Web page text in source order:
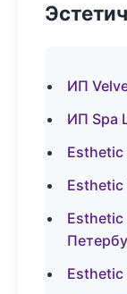
ИП
ИП Spa
Esthetic